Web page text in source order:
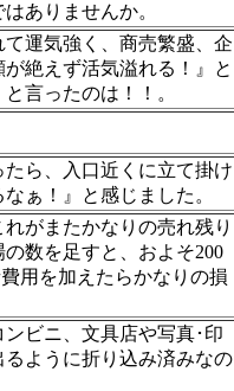
ありませんか。
運気強く、商売繁盛、企
絶えず活気溢れる！』と
言ったのは！！。
ら、入口近くに立て掛け
ぁ！』と感じました。
がまたかなりの売れ残り
数を足すと、およそ200
用を加えたらかなりの損
ビニ、文具店や写真･印
ように折り込み済みなの